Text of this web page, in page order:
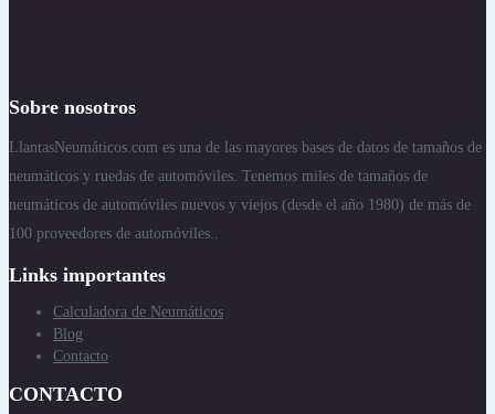
Sobre nosotros
LlantasNeumáticos.com es una de las mayores bases de datos de tamaños de
neumáticos y ruedas de automóviles. Tenemos miles de tamaños de
neumáticos de automóviles nuevos y viejos (desde el año 1980) de más de
100 proveedores de automóviles..
Links importantes
Calculadora de Neumáticos
Blog
Contacto
CONTACTO